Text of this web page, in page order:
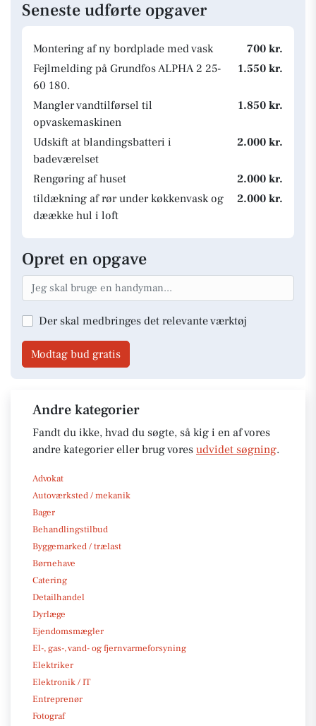
Seneste udførte opgaver
Montering af ny bordplade med vask
700 kr.
Fejlmelding på Grundfos ALPHA 2 25-
60 180.
1.550 kr.
Mangler vandtilførsel til
opvaskemaskinen
1.850 kr.
Udskift at blandingsbatteri i
badeværelset
2.000 kr.
Rengøring af huset
2.000 kr.
tildækning af rør under køkkenvask og
dæække hul i loft
2.000 kr.
Opret en opgave
Der skal medbringes det relevante værktøj
Modtag bud gratis
Andre kategorier
Fandt du ikke, hvad du søgte, så kig i en af vores
andre kategorier eller brug vores udvidet søgning.
Advokat
Autoværksted / mekanik
Bager
Behandlingstilbud
Byggemarked / trælast
Børnehave
Catering
Detailhandel
Dyrlæge
Ejendomsmægler
El-, gas-, vand- og fjernvarmeforsyning
Elektriker
Elektronik / IT
Entreprenør
Fotograf